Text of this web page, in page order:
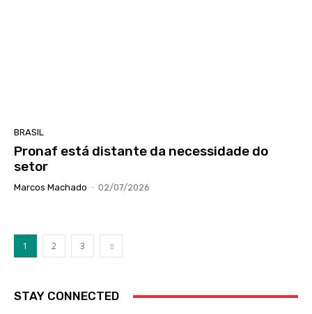
BRASIL
Pronaf está distante da necessidade do
setor
Marcos Machado - 02/07/2026
1 2 3
STAY CONNECTED